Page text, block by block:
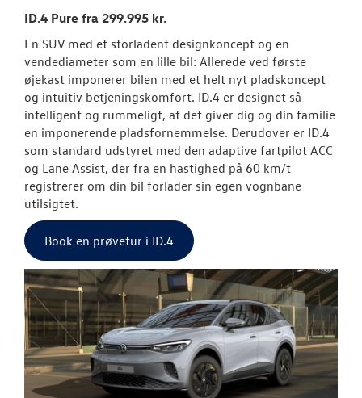
ID.4 Pure fra 299.995 kr.
En SUV med et storladent designkoncept og en
vendediameter som en lille bil: Allerede ved første
øjekast imponerer bilen med et helt nyt pladskoncept
og intuitiv betjeningskomfort. ID.4 er designet så
intelligent og rummeligt, at det giver dig og din familie
en imponerende pladsfornemmelse. Derudover er ID.4
som standard udstyret med den adaptive fartpilot ACC
og Lane Assist, der fra en hastighed på 60 km/t
registrerer om din bil forlader sin egen vognbane
utilsigtet.
Book en prøvetur i ID.4